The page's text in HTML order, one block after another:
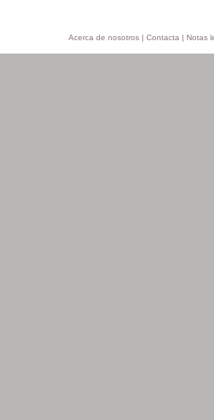
Acerca de nosotros | Contacta | Notas